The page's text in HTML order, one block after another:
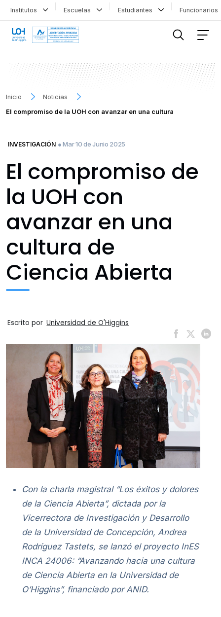
Institutos Escuelas Estudiantes
Inicio
Noticias
El compromiso de la UOH con avanzar en una cultura
INVESTIGACIÓN ● Mar 10 de Junio 2025
El compromiso de
la UOH con
avanzar en una
cultura de
Ciencia Abierta
Escrito por Universidad de O'Higgins
Con la charla magistral “Los éxitos y dolores
de la Ciencia Abierta”, dictada por la
Vicerrectora de Investigación y Desarrollo
de la Universidad de Concepción, Andrea
Rodríguez Tastets, se lanzó el proyecto InES
INCA 24006: “Avanzando hacia una cultura
de Ciencia Abierta en la Universidad de
O’Higgins”, financiado por ANID.